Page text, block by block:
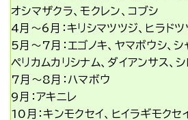
オシマザクラ、モクレン、コブシ
4月～6月：キリシマツツジ、ヒラドツ
5月～7月：エゴノキ、ヤマボウシ、シ
ペリカムカリシナム、ダイアンサス、
7月～8月：ハマボウ
9月：アキニレ
10月：キンモクセイ、ヒイラギモクセ